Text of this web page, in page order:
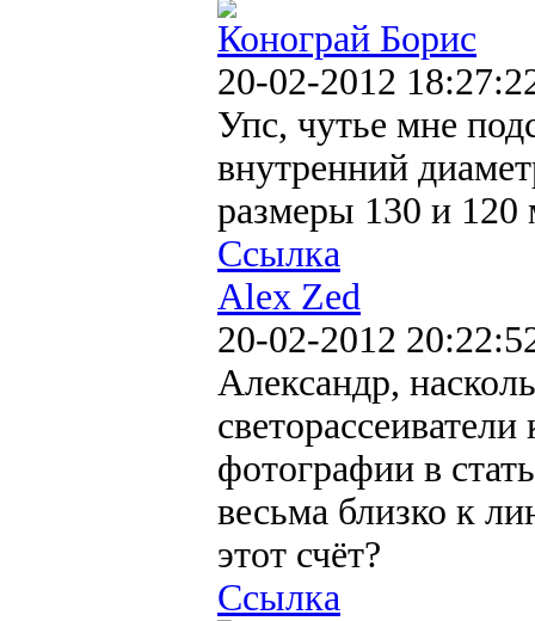
Конограй Борис
20-02-2012
Упс, чутье мне
внутренний
размеры 130 и 120
Ссылка
Alex Zed
20-02-2012
Александр,
фотографии в
весьма близко к
этот счёт?
Ссылка